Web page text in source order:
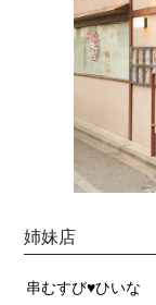
姉妹店
串むすび♥ひいな